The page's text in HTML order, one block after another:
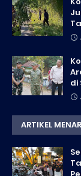
di
ARTIKEL